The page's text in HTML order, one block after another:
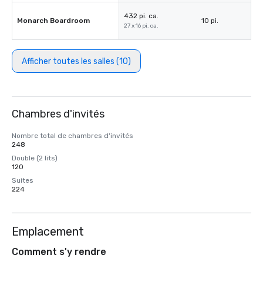
Monarch Boardroom
432 pi. ca.
27 x 16 pi. ca.
10 pi.
Afficher toutes les salles (10)
Chambres d'invités
Nombre total de chambres d'invités
248
Double (2 lits)
120
Suites
224
Emplacement
Comment s'y rendre